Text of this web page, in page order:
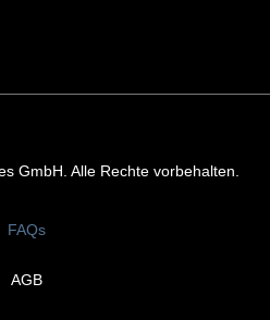
GmbH. Alle Rechte vorbehalten.
FAQs
AGB